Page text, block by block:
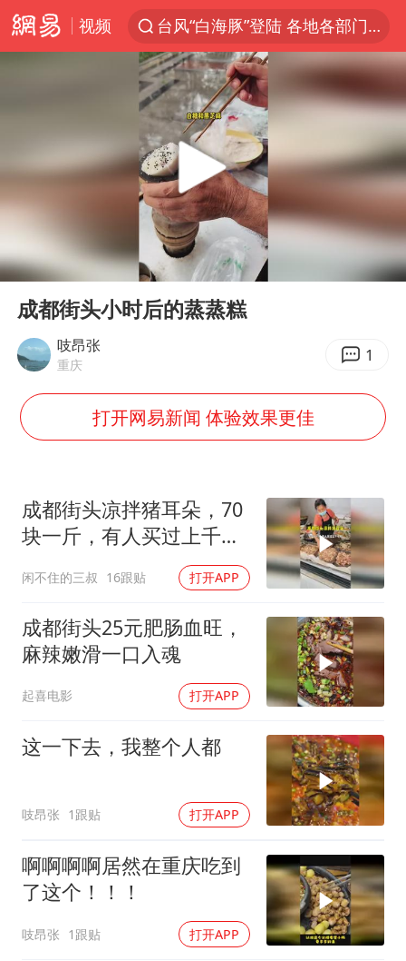
视频
台风“白海豚”登陆 各地各部门全力应对
人形机器人第一股
多地银行上调存款利率
上海地铁4条线路全线停运
白海豚路径图
宇树申购 中一签有望赚20万元
4.2平卫生间补漏注胶花1.55万
白海豚可深入内陆制造大范围风雨
面对面丨蔡磊：与渐冻症抗争 纵使不敌 也不屈服
NBA传奇教练老尼尔森去世
加沙约14万栋建筑被完全摧毁
5万小车卖不动 微型代步车集体遇冷
“皋”在低处
Play
00:00
成都街头小时后的蒸蒸糕
吱昂张
重庆 1
打开网易新闻 体验效果更佳
成都街头凉拌猪耳朵，70
块一斤，有人买过上千块
闲不住的三叔 16跟贴 打开APP
成都街头25元肥肠血旺，
麻辣嫩滑一口入魂
起喜电影 打开APP
这一下去，我整个人都
吱昂张 1跟贴 打开APP
啊啊啊啊居然在重庆吃到
了这个！！！
吱昂张 1跟贴 打开APP